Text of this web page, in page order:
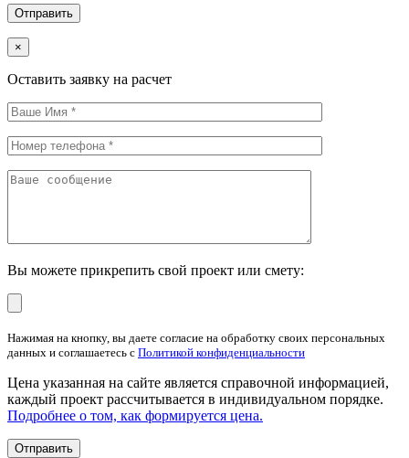
×
Оставить заявку на расчет
Вы можете прикрепить свой проект или смету:
Нажимая на кнопку, вы даете согласие на обработку своих персональных
данных и соглашаетесь с Политикой конфиденциальности
Цена указанная на сайте является справочной информацией,
каждый проект рассчитывается в индивидуальном порядке.
Подробнее о том, как формируется цена.